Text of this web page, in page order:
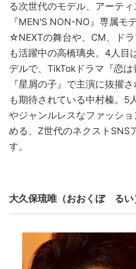
る次世代のモデル、アーテ
『MEN'S NON-NO』専属モ
☆NEXTの舞台や、CM、ド
も活躍中の高橋璃央。4人目
デルで、TikTokドラマ『恋
『星屑の子』で主演に抜擢
も期待されている中村榛。5
やジャンルレスなファッシ
める、Z世代のネクストSNS
す。
大久保琉唯（おおくぼ るい